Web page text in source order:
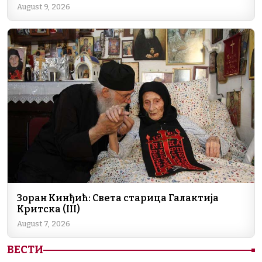
August 9, 2026
Зоран Кинђић: Света старица Галактија
Критска (III)
August 7, 2026
ВЕСТИ